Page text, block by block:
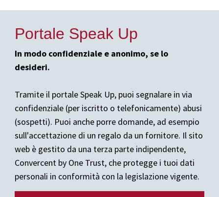
Portale Speak Up
In modo confidenziale e anonimo, se lo
desideri.
Tramite il portale Speak Up, puoi segnalare in via
confidenziale (per iscritto o telefonicamente) abusi
(sospetti). Puoi anche porre domande, ad esempio
sull'accettazione di un regalo da un fornitore. Il sito
web è gestito da una terza parte indipendente,
Convercent by One Trust, che protegge i tuoi dati
personali in conformità con la legislazione vigente.